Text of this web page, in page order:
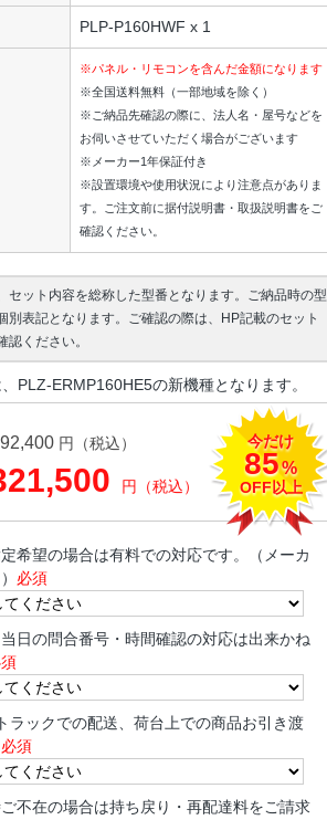
PLP-P160HWF x 1
※パネル・リモコンを含んだ金額になります
※全国送料無料（一部地域を除く）
※ご納品先確認の際に、法人名・屋号などを
お伺いさせていただく場合がございます
※メーカー1年保証付き
※設置環境や使用状況により注意点がありま
す。ご注文前に据付説明書・取扱説明書をご
確認ください。
セット内容を総称した型番となります。ご納品時の型
別表記となります。ご確認の際は、HP記載のセット
認ください。
PLZ-ERMP160HE5の新機種となります。
円（税込）
円（税込）
今だけ
85%
OFF以上
希望の場合は有料での対応です。（メーカ
必須
日の問合番号・時間確認の対応は出来かね
ラックでの配送、荷台上での商品お引き渡
必須
不在の場合は持ち戻り・再配達料をご請求